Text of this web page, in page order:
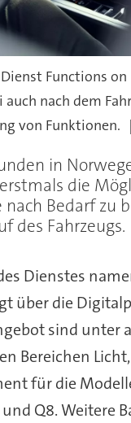
Functions on
nach dem
von Funktionen.
in
die
Bedarf zu
des Fahrzeugs.
Dienstes
über die
sind unter
Bereichen
für die
und Q8. Weitere